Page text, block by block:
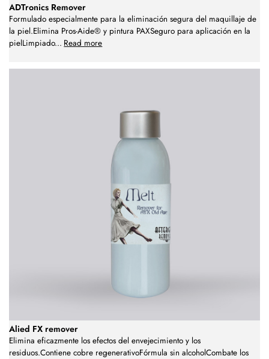
ADTronics Remover
Formulado especialmente para la eliminación segura del maquillaje de
la piel.Elimina Pros-Aide® y pintura PAXSeguro para aplicación en la
pielLimpiado... Read more
Alied FX remover
Elimina eficazmente los efectos del envejecimiento y los
residuos.Contiene cobre regenerativoFórmula sin alcoholCombate los